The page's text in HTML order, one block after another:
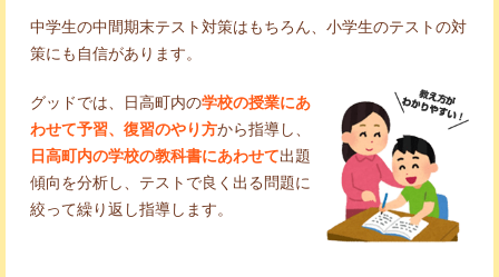
中学生の中間期末テスト対策はもちろん、小学生のテストの対
策にも自信があります。
グッドでは、日高町内の学校の授業にあ
わせて予習、復習のやり方から指導し、
日高町内の学校の教科書にあわせて出題
傾向を分析し、テストで良く出る問題に
絞って繰り返し指導します。